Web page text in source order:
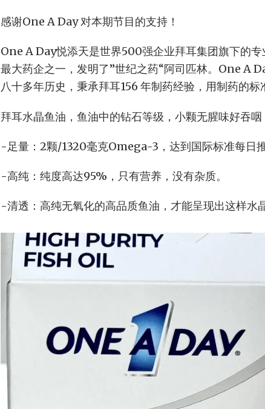
感谢One A Day 对本期节目的支持！
One A Day悦添天是世界500强企业拜耳集团旗下的
最大药企之一，发明了”世纪之药“阿司匹林。One A
八十多年历史，秉承拜耳156 年制药经验，用制药的标
拜耳水晶鱼油，鱼油中的钻石等级，小颗无腥味好吞咽
-足量：2颗/1320毫克Omega-3，达到国际标准每日推
-高纯：纯度高达95%，只有营养，没有杂质。
-清透：高纯无氧化的高品质鱼油，才能呈现出这样水